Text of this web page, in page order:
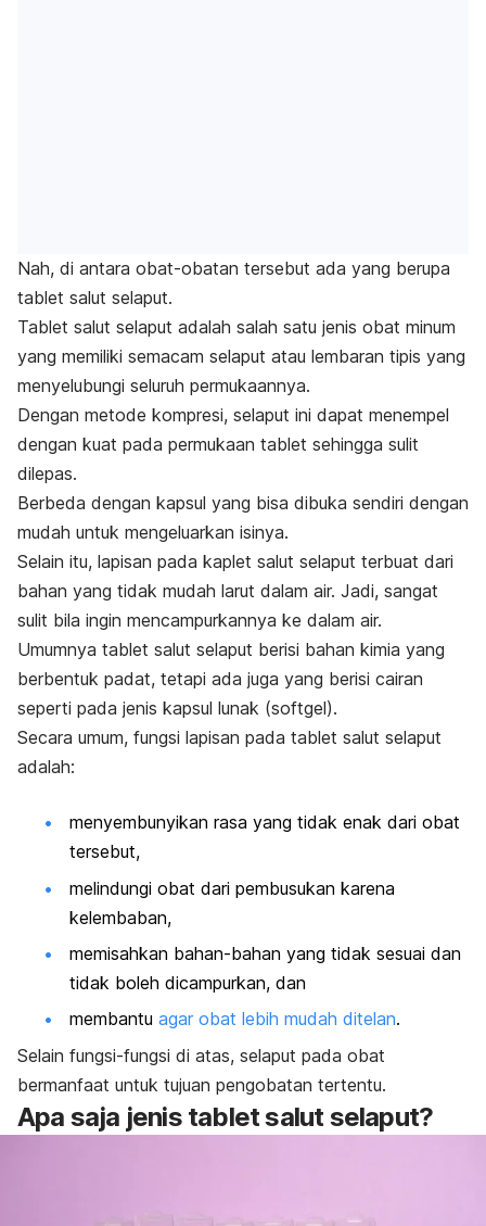
Nah, di antara obat-obatan tersebut ada yang berupa
tablet salut selaput.
Tablet salut selaput adalah salah satu jenis obat minum
yang memiliki semacam selaput atau lembaran tipis yang
menyelubungi seluruh permukaannya.
Dengan metode kompresi, selaput ini dapat menempel
dengan kuat pada permukaan tablet sehingga sulit
dilepas.
Berbeda dengan kapsul yang bisa dibuka sendiri dengan
mudah untuk mengeluarkan isinya.
Selain itu, lapisan pada kaplet salut selaput terbuat dari
bahan yang tidak mudah larut dalam air. Jadi, sangat
sulit bila ingin mencampurkannya ke dalam air.
Umumnya tablet salut selaput berisi bahan kimia yang
berbentuk padat, tetapi ada juga yang berisi cairan
seperti pada jenis kapsul lunak (softgel).
Secara umum, fungsi lapisan pada tablet salut selaput
adalah:
menyembunyikan rasa yang tidak enak dari obat
tersebut,
melindungi obat dari pembusukan karena
kelembaban,
memisahkan bahan-bahan yang tidak sesuai dan
tidak boleh dicampurkan, dan
membantu agar obat lebih mudah ditelan.
Selain fungsi-fungsi di atas, selaput pada obat
bermanfaat untuk tujuan pengobatan tertentu.
Apa saja jenis tablet salut selaput?